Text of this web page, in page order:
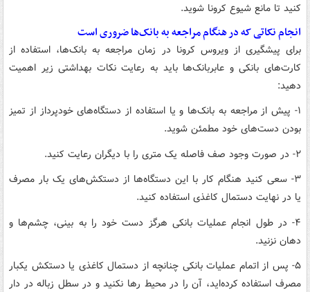
کنید تا مانع شیوع کرونا شوید.
انجام نکاتی که در هنگام مراجعه به بانک‌ها ضروری است
برای پیشگیری از ویروس کرونا در زمان مراجعه به بانک‌ها، استفاده از
کارت‌های بانکی و عابربانک‌ها باید به رعایت نکات بهداشتی زیر اهمیت
دهید:
۱- پیش از مراجعه به بانک‌ها و یا استفاده از دستگاه‌های خودپرداز از تمیز
بودن دست‌های خود مطمئن شوید.
۲- در صورت وجود صف فاصله یک متری را با دیگران رعایت کنید.
۳- سعی کنید هنگام کار با این دستگاه‌ها از دستکش‌های یک بار مصرف
یا در نهایت دستمال کاغذی استفاده کنید.
۴- در طول انجام عملیات بانکی هرگز دست خود را به بینی، چشم‌ها و
دهان نزنید.
۵- پس از اتمام عملیات بانکی چنانچه از دستمال کاغذی یا دستکش یکبار
مصرف استفاده کرده‌اید، آن را در محیط رها نکنید و در سطل زباله در دار